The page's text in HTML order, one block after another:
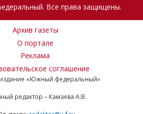
Все права защищены.
Архив газеты
О портале
Реклама
соглашение
издание «Южный федеральный»
редактор – Камаева А.В.